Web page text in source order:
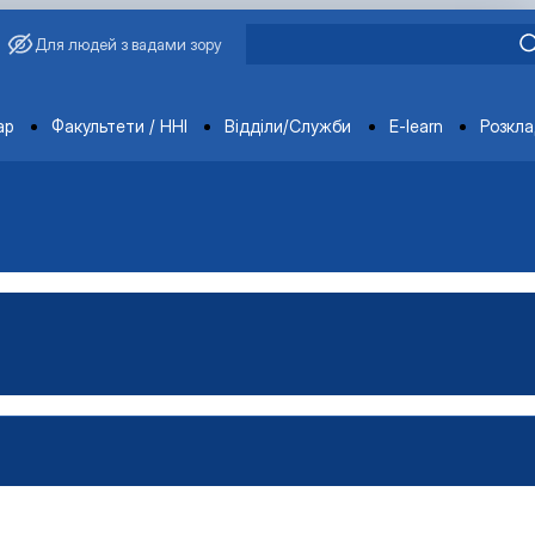
Для людей з вадами зору
Факультети / ННІ Відділи/Служби E-learn